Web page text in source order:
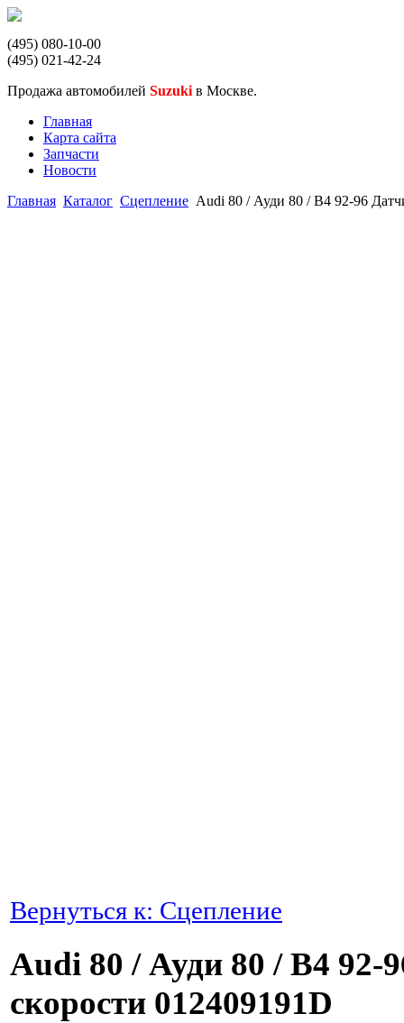
(495) 080-10-00
(495) 021-42-24
Продажа автомобилей Suzuki в Москве.
Главная
Карта сайта
Запчасти
Новости
Главная Каталог Сцепление Audi 80 / Ауди 80 / B4 92-96
Вернуться к: Сцепление
Audi 80 / Ауди 80 / B4 92-
скорости 012409191D